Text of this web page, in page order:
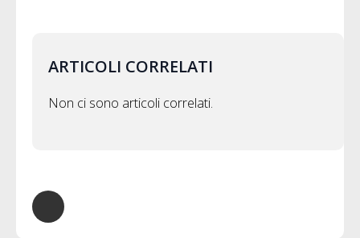
ARTICOLI CORRELATI
Non ci sono articoli correlati.